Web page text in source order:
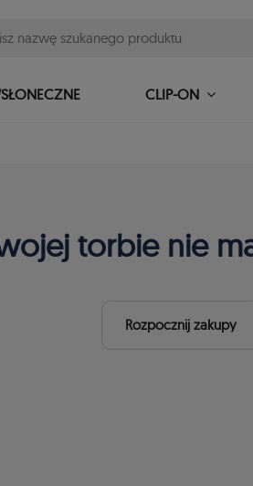
CLIP-ON
torbie nie
Rozpocznij zakupy